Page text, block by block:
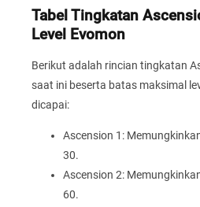
Tabel Tingkatan
Level Evomon
Berikut adalah rincian tingkatan
saat ini beserta batas maksimal
dicapai:
Ascension 1:
30.
Ascension 2:
60.